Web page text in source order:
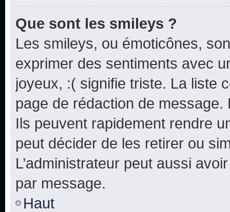
Que sont les smileys ?
Les smileys, ou émoticônes,
exprimer des sentiments avec
joyeux, :( signifie triste. La liste
page de rédaction de
Ils peuvent rapidement rendre
peut décider de les retirer ou
L’administrateur peut aussi
par message.
Haut